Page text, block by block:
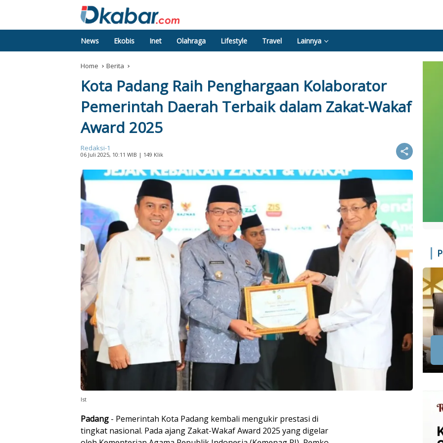
News Ekobis Inet Olahraga Lifestyle Travel Lainnya
Home Berita
Kota Padang Raih Penghargaan Kolaborator
Pemerintah Daerah Terbaik dalam Zakat-Wakaf
Award 2025
Redaksi-1
06 Juli 2025, 10:11 WIB | 149 Klik
Ist
Padang - Pemerintah Kota Padang kembali mengukir prestasi di
tingkat nasional. Pada ajang Zakat-Wakaf Award 2025 yang digelar